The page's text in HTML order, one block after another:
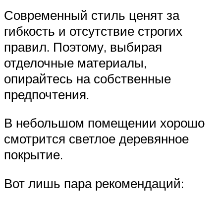
Современный стиль ценят за
гибкость и отсутствие строгих
правил. Поэтому, выбирая
отделочные материалы,
опирайтесь на собственные
предпочтения.
В небольшом помещении хорошо
смотрится светлое деревянное
покрытие.
Вот лишь пара рекомендаций: